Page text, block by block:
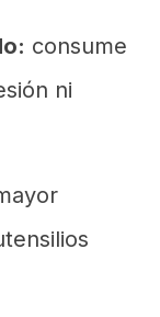
consume
ni